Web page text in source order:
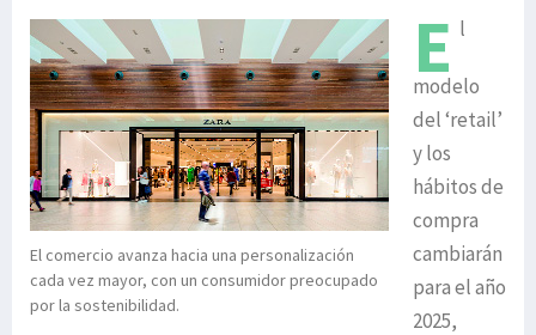
El comercio avanza hacia una personalización
cada vez mayor, con un consumidor preocupado
por la sostenibilidad.
E l
modelo
del ‘retail’
y los
hábitos de
compra
cambiarán
para el año
2025,